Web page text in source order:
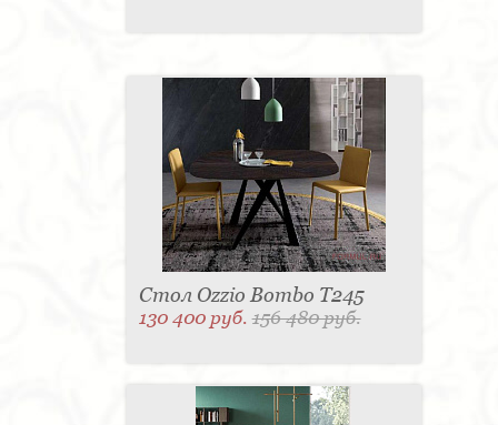
Стол Ozzio Bombo T245
130 400 руб.156 480 руб.